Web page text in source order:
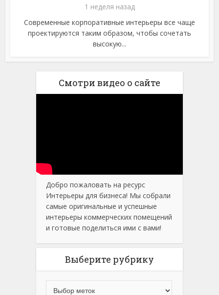
1 неделя назад
Современные корпоративные интерьеры все чаще
проектируются таким образом, чтобы сочетать
высокую...
Смотри видео о сайте
Добро пожаловать на ресурс
Интерьеры для бизнеса! Мы собрали
самые оригинальные и успешные
интерьеры коммерческих помещений
и готовые поделиться ими с вами!
Выберите рубрику